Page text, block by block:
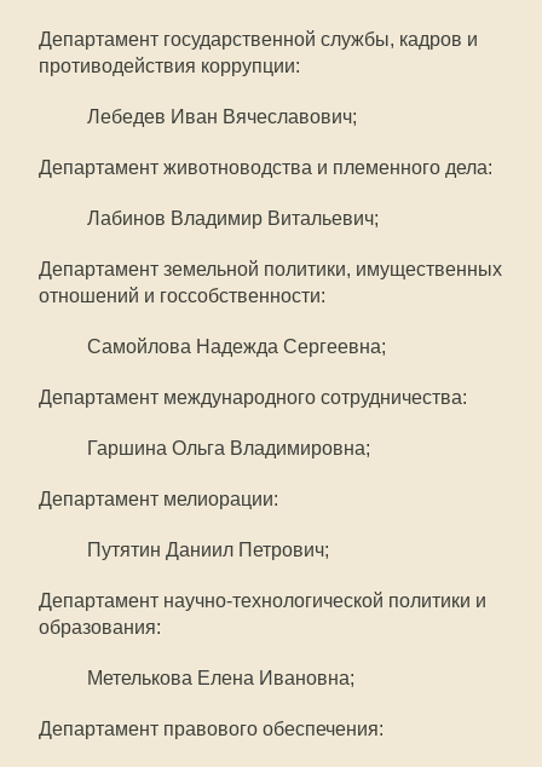
Департамент государственной службы, кадров и
противодействия коррупции:
Лебедев Иван Вячеславович;
Департамент животноводства и племенного дела:
Лабинов Владимир Витальевич;
Департамент земельной политики, имущественных
отношений и госсобственности:
Самойлова Надежда Сергеевна;
Департамент международного сотрудничества:
Гаршина Ольга Владимировна;
Департамент мелиорации:
Путятин Даниил Петрович;
Департамент научно-технологической политики и
образования:
Метелькова Елена Ивановна;
Департамент правового обеспечения: